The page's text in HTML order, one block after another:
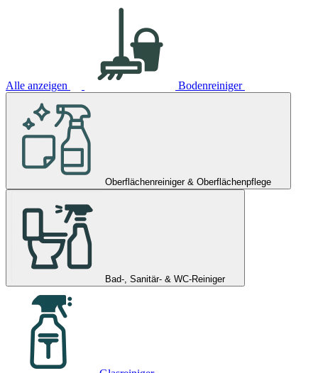
Alle anzeigen Bodenreiniger
Oberflächenreiniger & Oberflächenpflege
Bad-, Sanitär- & WC-Reiniger